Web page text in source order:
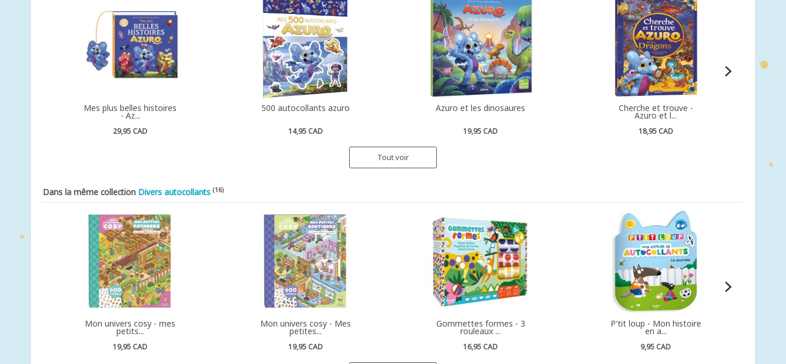
Mes plus belles histoires
- Az...
29,95 CAD
500 autocollants azuro
14,95 CAD
Azuro et les dinosaures
19,95 CAD
Cherche et trouve -
Azuro et l...
18,95 CAD
Tout voir
Dans la même collection Divers autocollants (16)
Mon univers cosy - mes
petits...
19,95 CAD
Mon univers cosy - Mes
petites...
19,95 CAD
Gommettes formes - 3
rouleaux ...
16,95 CAD
P'tit loup - Mon histoire
en a...
9,95 CAD